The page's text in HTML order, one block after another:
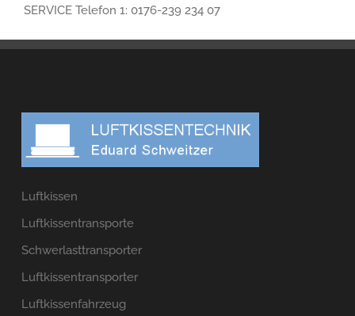
SERVICE Telefon 1: 0176-239 234 07
Luftkissen
Luftkissentransporte
Schwerlasttransporter
Luftkissentransporter
Luftkissenfahrzeug